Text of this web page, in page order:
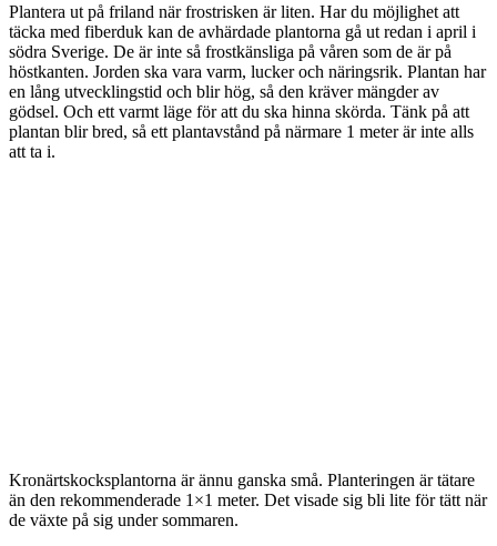
Plantera ut på friland när frostrisken är liten. Har du möjlighet att
täcka med fiberduk kan de avhärdade plantorna gå ut redan i april i
södra Sverige. De är inte så frostkänsliga på våren som de är på
höstkanten. Jorden ska vara varm, lucker och näringsrik. Plantan har
en lång utvecklingstid och blir hög, så den kräver mängder av
gödsel. Och ett varmt läge för att du ska hinna skörda. Tänk på att
plantan blir bred, så ett plantavstånd på närmare 1 meter är inte alls
att ta i.
Kronärtskocksplantorna är ännu ganska små. Planteringen är tätare
än den rekommenderade 1×1 meter. Det visade sig bli lite för tätt när
de växte på sig under sommaren.